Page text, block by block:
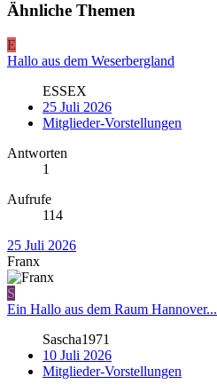
Ähnliche Themen
E
Hallo aus dem Weserbergland
ESSEX
25 Juli 2026
Mitglieder-Vorstellungen
Antworten
1
Aufrufe
114
25 Juli 2026
Franx
S
Ein Hallo aus dem Raum Hannover...
Sascha1971
10 Juli 2026
Mitglieder-Vorstellungen